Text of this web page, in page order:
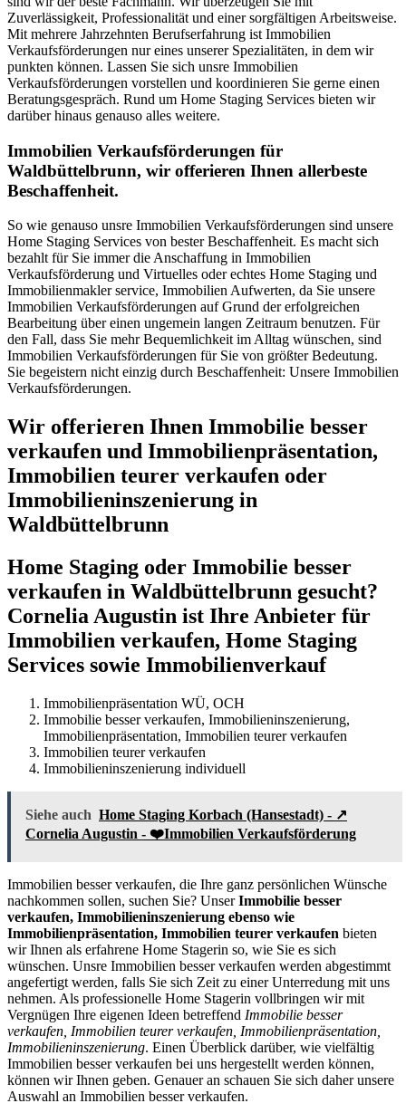
Zuverlässigkeit, Professionalität und einer sorgfältigen Arbeitsweise.
Mit mehrere Jahrzehnten Berufserfahrung ist Immobilien
Verkaufsförderungen nur eines unserer Spezialitäten, in dem wir
punkten können. Lassen Sie sich unsre Immobilien
Verkaufsförderungen vorstellen und koordinieren Sie gerne einen
Beratungsgespräch. Rund um Home Staging Services bieten wir
darüber hinaus genauso alles weitere.
Immobilien Verkaufsförderungen für
Waldbüttelbrunn, wir offerieren Ihnen allerbeste
Beschaffenheit.
So wie genauso unsre Immobilien Verkaufsförderungen sind unsere
Home Staging Services von bester Beschaffenheit. Es macht sich
bezahlt für Sie immer die Anschaffung in Immobilien
Verkaufsförderung und Virtuelles oder echtes Home Staging und
Immobilienmakler service, Immobilien Aufwerten, da Sie unsere
Immobilien Verkaufsförderungen auf Grund der erfolgreichen
Bearbeitung über einen ungemein langen Zeitraum benutzen. Für
den Fall, dass Sie mehr Bequemlichkeit im Alltag wünschen, sind
Immobilien Verkaufsförderungen für Sie von größter Bedeutung.
Sie begeistern nicht einzig durch Beschaffenheit: Unsere Immobilien
Verkaufsförderungen.
Wir offerieren Ihnen Immobilie besser
verkaufen und Immobilienpräsentation,
Immobilien teurer verkaufen oder
Immobilieninszenierung in
Waldbüttelbrunn
Home Staging oder Immobilie besser
verkaufen in Waldbüttelbrunn gesucht?
Cornelia Augustin ist Ihre Anbieter für
Immobilien verkaufen, Home Staging
Services sowie Immobilienverkauf
Immobilienpräsentation WÜ, OCH
Immobilie besser verkaufen, Immobilieninszenierung,
Immobilienpräsentation, Immobilien teurer verkaufen
Immobilien teurer verkaufen
Immobilieninszenierung individuell
Siehe auch Home Staging Korbach (Hansestadt) - ↗️
Cornelia Augustin - ❤️Immobilien Verkaufsförderung
Immobilien besser verkaufen, die Ihre ganz persönlichen Wünsche
nachkommen sollen, suchen Sie? UnserImmobilie besser
verkaufen, Immobilieninszenierung ebenso wie
Immobilienpräsentation, Immobilien teurer verkaufen bieten
wir Ihnen als erfahrene Home Stagerin so, wie Sie es sich
wünschen. Unsre Immobilien besser verkaufen werden abgestimmt
angefertigt werden, falls Sie sich Zeit zu einer Unterredung mit uns
nehmen. Als professionelle Home Stagerin vollbringen wir mit
Vergnügen Ihre eigenen Ideen betreffend Immobilie besser
verkaufen, Immobilien teurer verkaufen, Immobilienpräsentation,
Immobilieninszenierung. Einen Überblick darüber, wie vielfältig
Immobilien besser verkaufen bei uns hergestellt werden können,
können wir Ihnen geben. Genauer an schauen Sie sich daher unsere
Auswahl an Immobilien besser verkaufen.